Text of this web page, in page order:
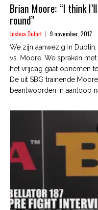
Brian Moore: “I think
round”
Joshua Dufort 9 november, 2017
We zijn aanwezig in
vs. Moore. We spraken
het vrijdag gaat opnemen
De uit SBG trainende
beantwoorden in aanloop